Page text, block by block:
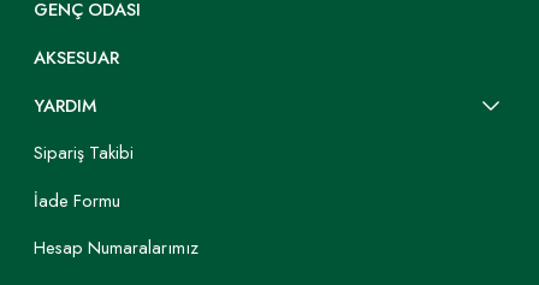
GENÇ ODASI
AKSESUAR
YARDIM
Sipariş Takibi
İade Formu
Hesap Numaralarımız